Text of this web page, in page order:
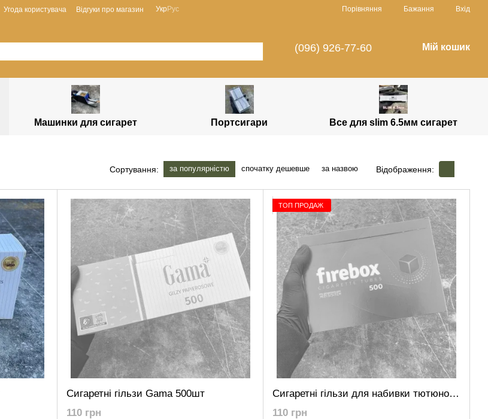
Угода користувача Відгуки про магазин УкрРус Порівняння Бажання Вхід
(096) 926-77-60 Мій кошик
Машинки для сигарет Портсигари Все для slim 6.5мм сигарет
Сортування: за популярністю спочатку дешевше за назвою Відображення:
Сигаретні гільзи Gama 500шт
110 грн
ТОП ПРОДАЖ
Сигаретні гільзи для набивки тютюном Firebox 500
110 грн